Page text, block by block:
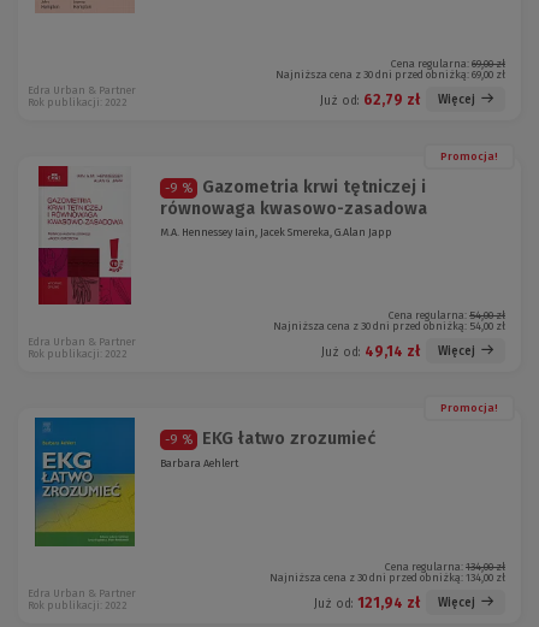
Cena regularna: 69,00 zł
Najniższa cena z 30 dni przed obniżką: 69,00 zł
Już od: 62,79 zł Więcej
Edra Urban & Partner
Rok publikacji: 2022
Promocja!
-9 %
Gazometria krwi tętniczej i
równowaga kwasowo-zasadowa
M.A. Hennessey Iain, Jacek Smereka, G.Alan Japp
Cena regularna: 54,00 zł
Najniższa cena z 30 dni przed obniżką: 54,00 zł
Już od: 49,14 zł Więcej
Edra Urban & Partner
Rok publikacji: 2022
Promocja!
-9 % EKG łatwo zrozumieć
Barbara Aehlert
Cena regularna: 134,00 zł
Najniższa cena z 30 dni przed obniżką: 134,00 zł
Już od: 121,94 zł Więcej
Edra Urban & Partner
Rok publikacji: 2022